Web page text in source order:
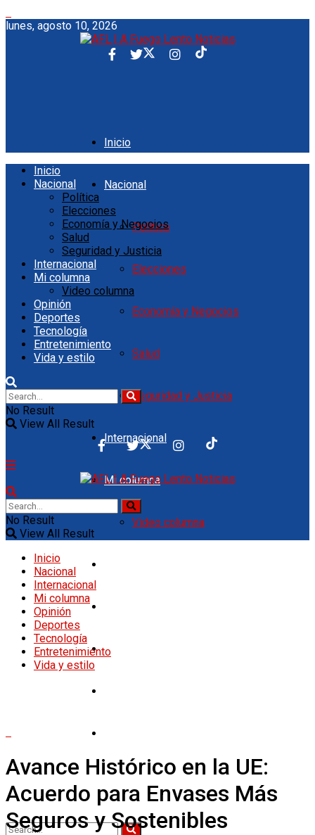
lunes, agosto 10, 2026
Inicio
Nacional
Política
Elecciones
Economía y Negocios
Salud
Seguridad y Justicia
Internacional
Mi columna
Video columna
Tecnología
Inicio
Nacional
Política
Elecciones
Economía y Negocios
Salud
Seguridad y Justicia
Internacional
Mi columna
Video columna
Opinión
Deportes
Tecnología
Entretenimiento
Vida y estilo
No Result
View All Result
No Result
View All Result
Inicio
Nacional
Internacional
Mi columna
Opinión
Deportes
Tecnología
Entretenimiento
Vida y estilo
Avance Histórico en la UE:
Acuerdo para Envases Más
Seguros y Sostenibles